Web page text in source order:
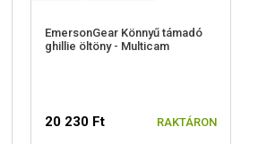
EmersonGear Könnyű támadó
ghillie öltöny - Multicam
20 230 Ft RAKTÁRON